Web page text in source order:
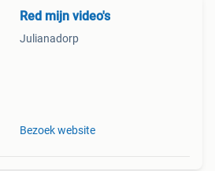
Red mijn video's
Julianadorp
Bezoek website